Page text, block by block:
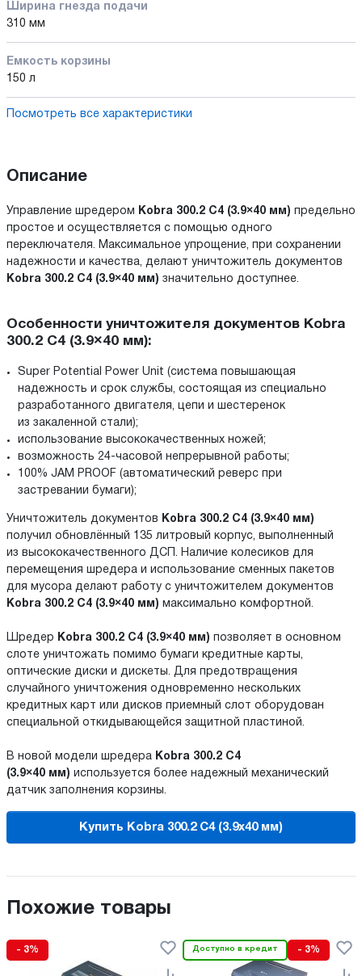
Ширина гнезда подачи
310 мм
Емкость корзины
150 л
Посмотреть все характеристики
Описание
Управление шредером Kobra 300.2 C4 (3.9×40 мм) предельно
простое и осуществляется с помощью одного
переключателя. Максимальное упрощение, при сохранении
надежности и качества, делают уничтожитель документов
Kobra 300.2 C4 (3.9×40 мм) значительно доступнее.
Особенности уничтожителя документов Kobra
300.2 C4 (3.9×40 мм):
Super Potential Power Unit (система повышающая
надежность и срок службы, состоящая из специально
разработанного двигателя, цепи и шестеренок
из закаленной стали);
использование высококачественных ножей;
возможность 24-часовой непрерывной работы;
100% JAM PROOF (автоматический реверс при
застревании бумаги);
Уничтожитель документов
Kobra 300.2 C4 (3.9×40 мм)
получил обновлённый 135 литровый корпус, выполненный
из высококачественного ДСП. Наличие колесиков для
перемещения шредера и использование сменных пакетов
для мусора делают работу с уничтожителем документов
Kobra 300.2 C4 (3.9×40 мм) максимально комфортной.
Шредер Kobra 300.2 C4 (3.9×40 мм) позволяет в основном
слоте уничтожать помимо бумаги кредитные карты,
оптические диски и дискеты. Для предотвращения
случайного уничтожения одновременно нескольких
кредитных карт или дисков приемный слот оборудован
специальной откидывающейся защитной пластиной.
В новой модели шредера Kobra 300.2 C4
(3.9×40 мм) используется более надежный механический
датчик заполнения корзины.
Купить Kobra 300.2 C4 (3.9х40 мм)
Похожие товары
- 3% Доступно в кредит - 3%